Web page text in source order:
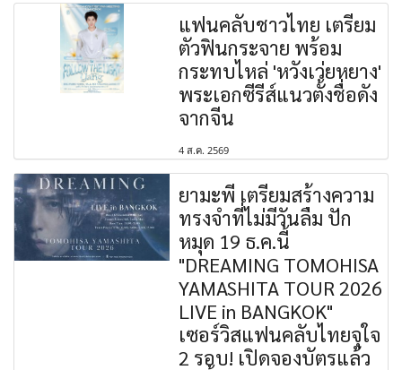
แฟนคลับชาวไทย เตรียม
ตัวฟินกระจาย พร้อม
กระทบไหล่ 'หวังเว่ยหยาง'
พระเอกซีรีส์แนวตั้งชื่อดัง
จากจีน
4 ส.ค. 2569
ยามะพี เตรียมสร้างความ
ทรงจำที่ไม่มีวันลืม ปัก
หมุด 19 ธ.ค.นี้
"DREAMING TOMOHISA
YAMASHITA TOUR 2026
LIVE in BANGKOK"
เซอร์วิสแฟนคลับไทยจุใจ
2 รอบ! เปิดจองบัตรแล้ว